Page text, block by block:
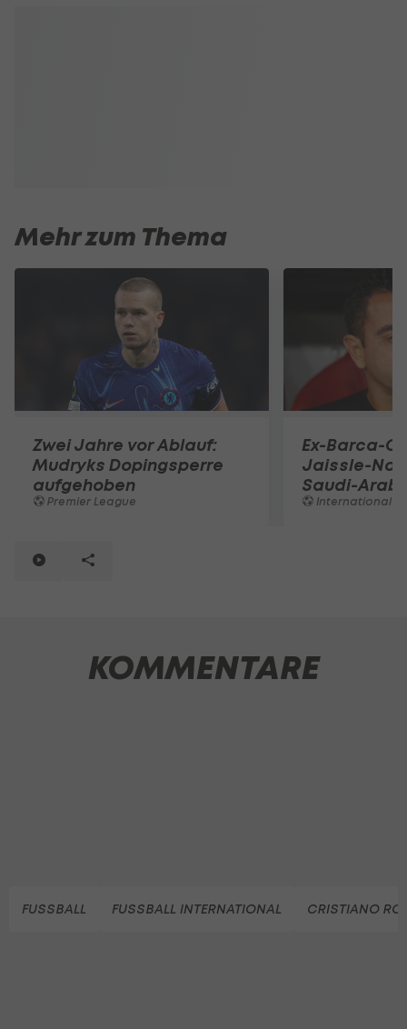
Mehr zum Thema
Zwei Jahre vor Ablauf:
Mudryks Dopingsperre
aufgehoben
Premier League
Ex-Barca-
Jaissle-
Saudi-
International
KOMMENTARE
FUSSBALL FUSSBALL INTERNATIONAL CRISTIANO